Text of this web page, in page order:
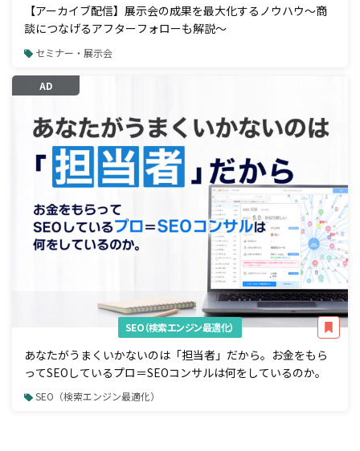
【アーカイブ配信】展示会の成果を最大化するノウハウ～商
談につなげるアフターフォローも解説～
セミナー・展示会
AD
SEO（検索エンジン最適化）
あなたがうまくいかないのは「担当者」だから。お金をもら
ってSEOしているプロ＝SEOコンサルは何をしているのか。
SEO（検索エンジン最適化）